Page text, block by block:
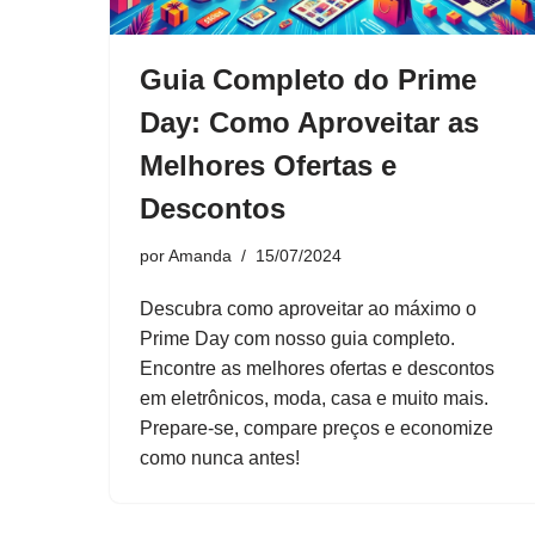
Guia Completo do Prime
Day: Como Aproveitar as
Melhores Ofertas e
Descontos
porAmanda 15/07/2024
Descubra como aproveitar ao máximo o
Prime Day com nosso guia completo.
Encontre as melhores ofertas e descontos
em eletrônicos, moda, casa e muito mais.
Prepare-se, compare preços e economize
como nunca antes!